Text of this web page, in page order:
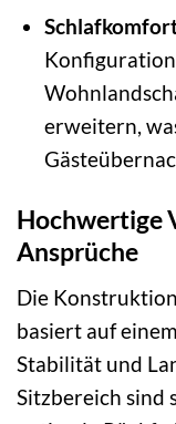
erweitern,
Hochwertige
Ansprüche
Die
basiert auf
Stabilität und
Sitzbereich sind